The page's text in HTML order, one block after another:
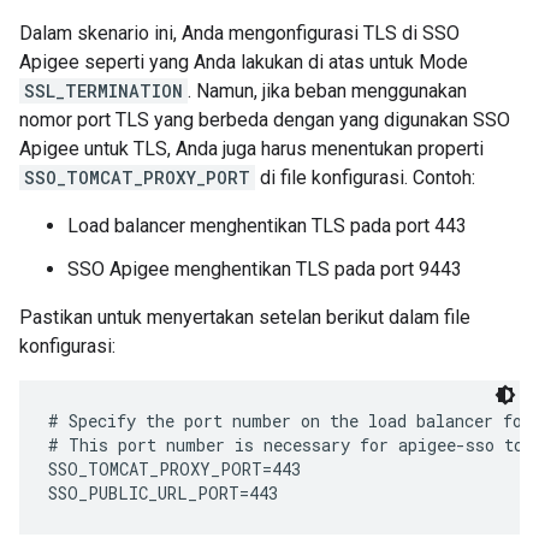
Dalam skenario ini, Anda mengonfigurasi TLS di SSO
Apigee seperti yang Anda lakukan di atas untuk Mode
SSL_TERMINATION . Namun, jika beban menggunakan
nomor port TLS yang berbeda dengan yang digunakan SSO
Apigee untuk TLS, Anda juga harus menentukan properti
SSO_TOMCAT_PROXY_PORT di file konfigurasi. Contoh:
Load balancer menghentikan TLS pada port 443
SSO Apigee menghentikan TLS pada port 9443
Pastikan untuk menyertakan setelan berikut dalam file
konfigurasi:
# Specify the port number on the load balancer
# This port number is necessary for apigee-sso to
SSO_TOMCAT_PROXY_PORT=443
SSO_PUBLIC_URL_PORT=443